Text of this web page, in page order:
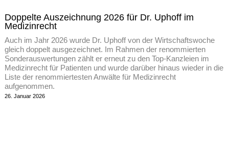
Doppelte Auszeichnung 2026 für Dr. Uphoff im
Medizinrecht
Auch im Jahr 2026 wurde Dr. Uphoff von der Wirtschaftswoche
gleich doppelt ausgezeichnet. Im Rahmen der renommierten
Sonderauswertungen zählt er erneut zu den Top-Kanzleien im
Medizinrecht für Patienten und wurde darüber hinaus wieder in die
Liste der renommiertesten Anwälte für Medizinrecht
aufgenommen.
26. Januar 2026